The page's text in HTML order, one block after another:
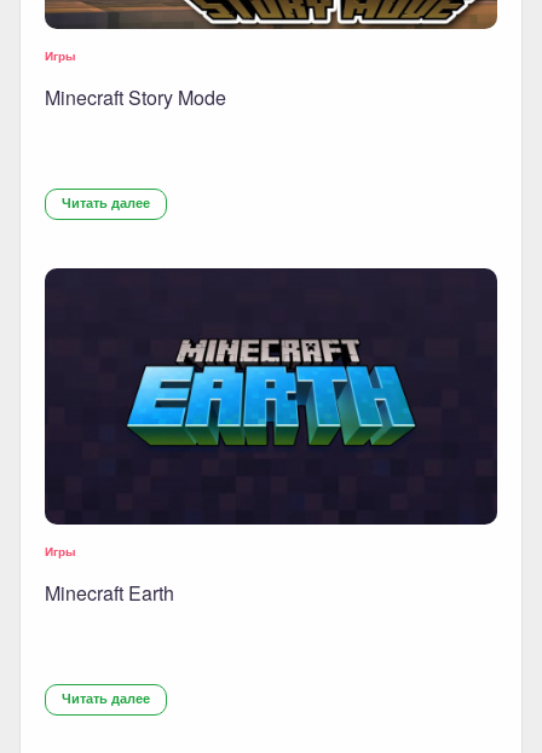
Игры
Minecraft Story Mode
Читать далее
Игры
Minecraft Earth
Читать далее